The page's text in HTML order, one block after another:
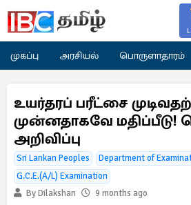
முகப்பு அரசியல் பொருளாதாரம்
உயர்தரப் பரீட்சை
முன்னதாகவே மதிப்பீடு!
அறிவிப்பு
Sri Lankan Peoples
Department of
G.C.E.(A/L) Examination
By Dilakshan
9 months ago